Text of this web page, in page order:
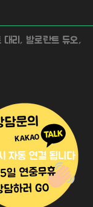
리, 발로란트 듀오,